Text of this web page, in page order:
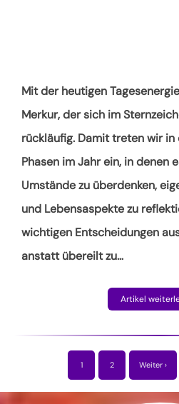
Mit der heutigen
Merkur, der sich im
rückläufig. Damit treten wir
Phasen im Jahr ein, in denen
Umstände zu überdenken,
und Lebensaspekte zu
wichtigen Entscheidungen
anstatt übereilt zu…
Artikel
1 2 Weiter ›